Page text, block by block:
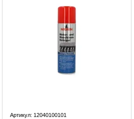
Артикул: 12040100101